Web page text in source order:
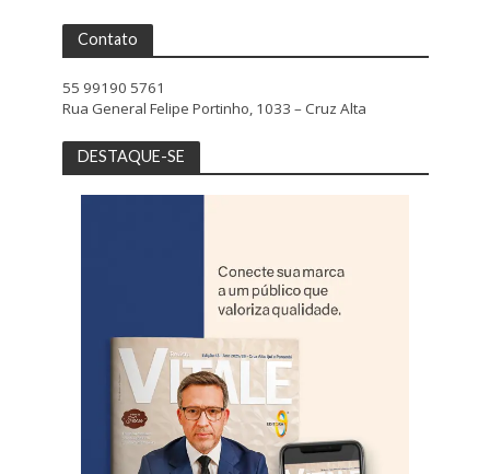
Contato
55 99190 5761
Rua General Felipe Portinho, 1033 – Cruz Alta
DESTAQUE-SE